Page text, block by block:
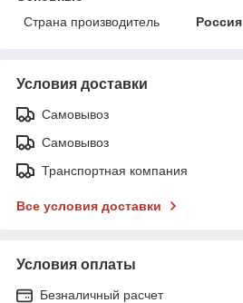
Страна производитель
Россия
Условия доставки
Самовывоз
Самовывоз
Транспортная компания
Все условия доставки
Условия оплаты
Безналичный расчет